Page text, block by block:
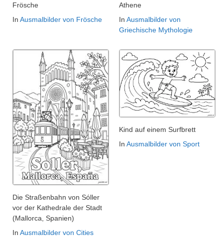
Frösche
In Ausmalbilder von Frösche
Athene
In Ausmalbilder von
Griechische Mythologie
Die Straßenbahn von Sóller
vor der Kathedrale der Stadt
(Mallorca, Spanien)
In Ausmalbilder von Cities
Kind auf einem Surfbrett
In Ausmalbilder von Sport